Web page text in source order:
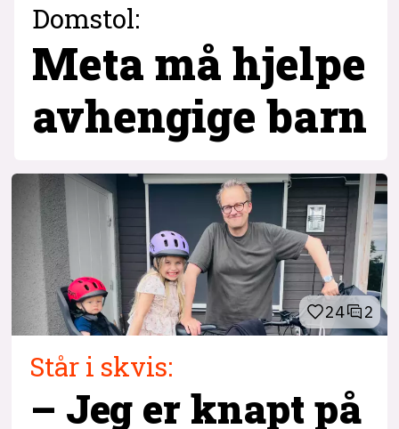
Domstol:
Meta må hjelpe
avhengige barn
24 2
Står i skvis:
– Jeg er knapt på